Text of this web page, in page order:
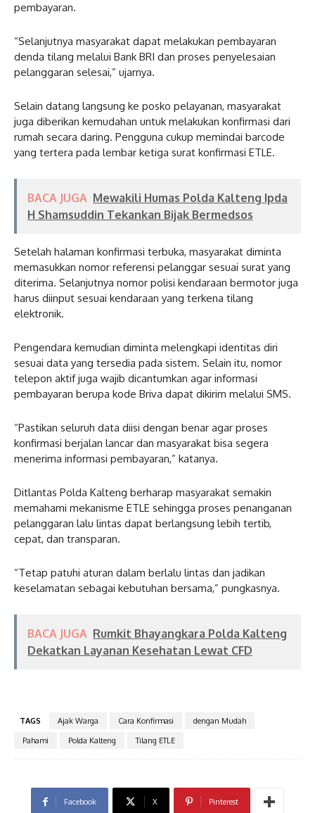
pembayaran.
“Selanjutnya masyarakat dapat melakukan pembayaran
denda tilang melalui Bank BRI dan proses penyelesaian
pelanggaran selesai,” ujarnya.
Selain datang langsung ke posko pelayanan, masyarakat
juga diberikan kemudahan untuk melakukan konfirmasi dari
rumah secara daring. Pengguna cukup memindai barcode
yang tertera pada lembar ketiga surat konfirmasi ETLE.
BACA JUGA Mewakili Humas Polda Kalteng Ipda
H Shamsuddin Tekankan Bijak Bermedsos
Setelah halaman konfirmasi terbuka, masyarakat diminta
memasukkan nomor referensi pelanggar sesuai surat yang
diterima. Selanjutnya nomor polisi kendaraan bermotor juga
harus diinput sesuai kendaraan yang terkena tilang
elektronik.
Pengendara kemudian diminta melengkapi identitas diri
sesuai data yang tersedia pada sistem. Selain itu, nomor
telepon aktif juga wajib dicantumkan agar informasi
pembayaran berupa kode Briva dapat dikirim melalui SMS.
“Pastikan seluruh data diisi dengan benar agar proses
konfirmasi berjalan lancar dan masyarakat bisa segera
menerima informasi pembayaran,” katanya.
Ditlantas Polda Kalteng berharap masyarakat semakin
memahami mekanisme ETLE sehingga proses penanganan
pelanggaran lalu lintas dapat berlangsung lebih tertib,
cepat, dan transparan.
“Tetap patuhi aturan dalam berlalu lintas dan jadikan
keselamatan sebagai kebutuhan bersama,” pungkasnya.
BACA JUGA Rumkit Bhayangkara Polda Kalteng
Dekatkan Layanan Kesehatan Lewat CFD
TAGS Ajak Warga Cara Konfirmasi
dengan Mudah
Pahami
Polda Kalteng Tilang ETLE
Facebook X Pinterest